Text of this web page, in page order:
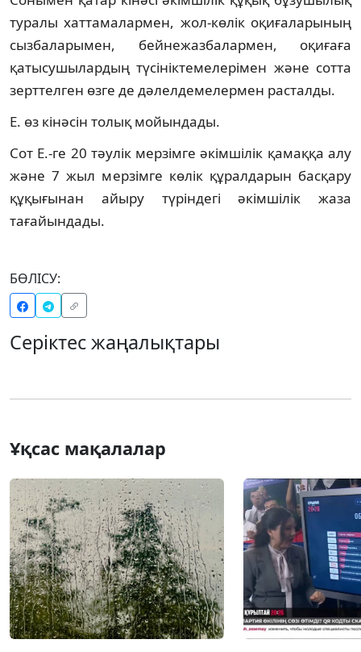
туралы хаттамалармен, жол-көлік оқиғаларының
сызбаларымен, бейнежазбалармен, оқиғаға
қатысушылардың түсініктемелерімен және сотта
зерттелген өзге де дәлелдемелермен расталды.
Е. өз кінәсін толық мойындады.
Сот Е.-ге 20 тәулік мерзімге әкімшілік қамаққа алу
және 7 жыл мерзімге көлік құралдарын басқару
құқығынан айыру түріндегі әкімшілік жаза
тағайындады.
БӨЛІСУ:
Серіктес жаңалықтары
Ұқсас мақалалар